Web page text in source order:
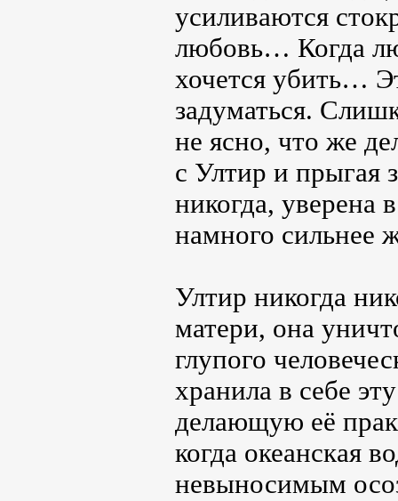
усиливаются
любовь… Когда
хочется убить…
задуматься.
не ясно, что же
с Ултир и прыгая
никогда, уверена
намного
Ултир никогда
матери, она
глупого
хранила в себе
делающую её
когда океанская
невыносимым